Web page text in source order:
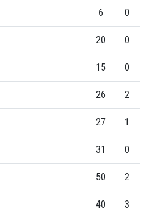
6 0
20 0
15 0
26 2
27 1
31 0
50 2
40 3